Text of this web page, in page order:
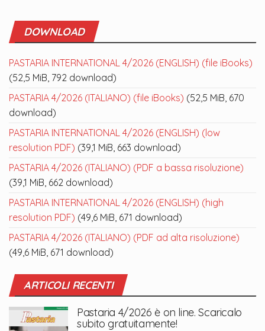
DOWNLOAD
PASTARIA INTERNATIONAL 4/2026 (ENGLISH) (file iBooks)
(52,5 MiB, 792 download)
PASTARIA 4/2026 (ITALIANO) (file iBooks) (52,5 MiB, 670
download)
PASTARIA INTERNATIONAL 4/2026 (ENGLISH) (low
resolution PDF) (39,1 MiB, 663 download)
PASTARIA 4/2026 (ITALIANO) (PDF a bassa risoluzione)
(39,1 MiB, 662 download)
PASTARIA INTERNATIONAL 4/2026 (ENGLISH) (high
resolution PDF) (49,6 MiB, 671 download)
PASTARIA 4/2026 (ITALIANO) (PDF ad alta risoluzione)
(49,6 MiB, 671 download)
ARTICOLI RECENTI
Pastaria 4/2026 è on line. Scaricalo
subito gratuitamente!